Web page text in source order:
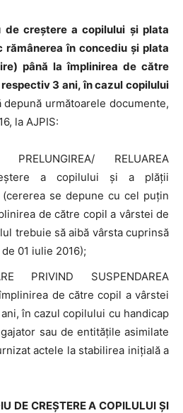
de creştere a copilului şi plata
în concediu şi plata
până la împlinirea de către
3 ani, în cazul copilului
depună următoarele documente,
la AJPIS:
PRELUNGIREA/ RELUAREA
a copilului şi a plăţii
se depune cu cel puţin
de către copil a vârstei de
trebuie să aibă vârsta cuprinsă
01 iulie 2016);
PRIVIND SUSPENDAREA
de către copil a vârstei
în cazul copilului cu handicap
sau de entităţile asimilate
actele la stabilirea iniţială a
DE CREŞTERE A COPILULUI ŞI